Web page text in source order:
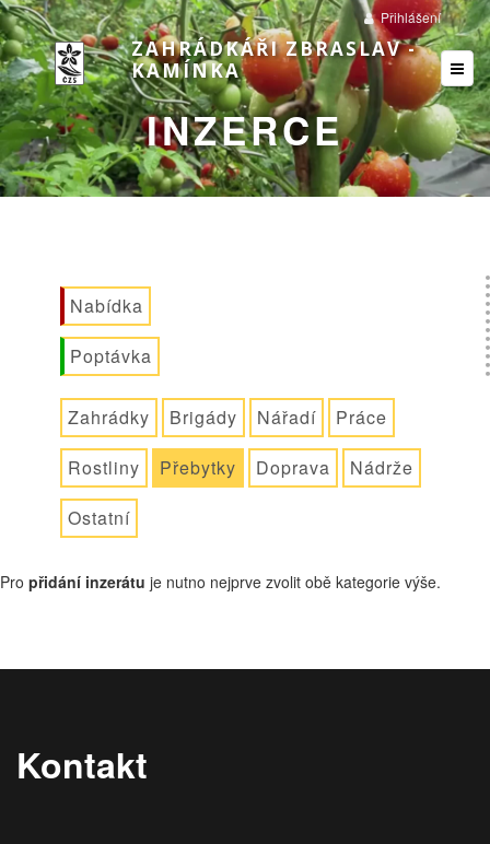
ZAHRÁDKÁŘI ZBRASLAV -
KAMÍNKA
Přihlášení
INZERCE
Nabídka
Poptávka
Zahrádky Brigády Nářadí
Práce
Rostliny
Přebytky Doprava
Nádrže
Ostatní
Pro přidání inzerátu je nutno nejprve zvolit obě kategorie výše.
Kontakt